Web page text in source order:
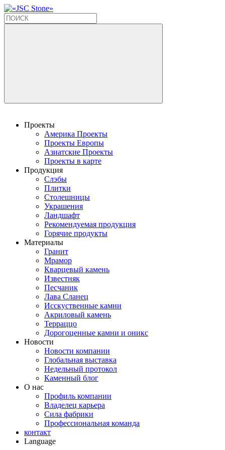
Проекты
Америка Проекты
Проекты Европы
Азиатские Проекты
Проекты в карте
Продукция
Слэбы
Плитки
Столешницы
Украшения
Ландшафт
Рекомендуемая продукция
Горячие продукты
Материалы
Гранит
Мрамор
Кварцевый камень
Известняк
Песчаник
Лава Сланец
Исскуственные камни
Акриловый камень
Терраццо
Дорогоценные камни и оникс
Новости
Новости компании
Глобальная выставка
Недельный протокол
Каменный блог
О нас
Профиль компании
Владелец карьера
Сила фабрики
Профессиональная команда
контакт
Language